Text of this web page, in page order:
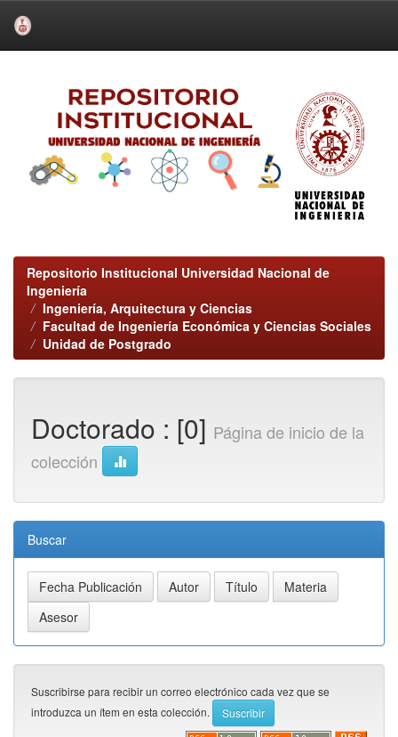
Repositorio Institucional Universidad Nacional de
Ingeniería
Ingeniería, Arquitectura y Ciencias
Facultad de Ingeniería Económica y Ciencias Sociales
Unidad de Postgrado
Doctorado : [0] Página de inicio de la
colección
Buscar
Suscribirse para recibir un correo electrónico cada vez que se
introduzca un ítem en esta colección.